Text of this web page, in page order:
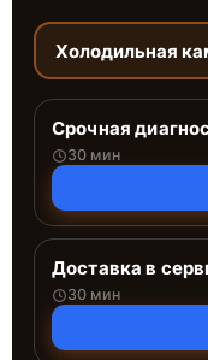
Холодильная
Срочная
30 мин
Доставка в
30 мин